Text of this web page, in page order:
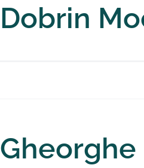
Dobrin
Gheorghe